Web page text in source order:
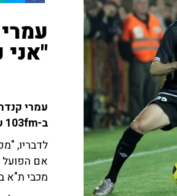
"אני
עמרי
ב-103fm על הזווית של הפועל לקראת הדרבי שיתקיים הערב (א') בבלומפילד.
לדבריו,
אם הפועל
מכבי ת"א